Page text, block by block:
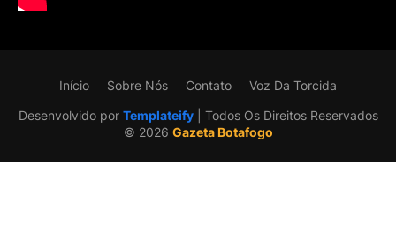
Desenvolvido por Templateify| Todos Os Direitos Reservados
©️ 2026 Gazeta Botafogo
Início Sobre Nós Contato Voz Da Torcida